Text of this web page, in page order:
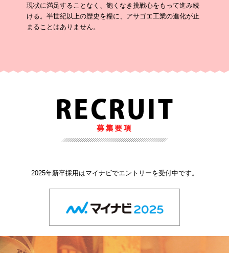
現状に満足することなく、飽くなき挑戦心をもって進み続
ける。半世紀以上の歴史を糧に、アサゴエ工業の進化が止
まることはありません。
2025年新卒採用はマイナビでエントリーを受付中です。